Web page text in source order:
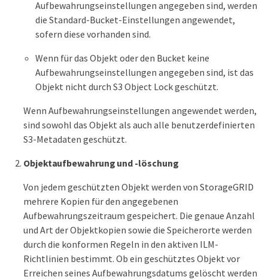
Aufbewahrungseinstellungen angegeben sind, werden
die Standard-Bucket-Einstellungen angewendet,
sofern diese vorhanden sind.
Wenn für das Objekt oder den Bucket keine
Aufbewahrungseinstellungen angegeben sind, ist das
Objekt nicht durch S3 Object Lock geschützt.
Wenn Aufbewahrungseinstellungen angewendet werden,
sind sowohl das Objekt als auch alle benutzerdefinierten
S3-Metadaten geschützt.
Objektaufbewahrung und -löschung
Von jedem geschützten Objekt werden von StorageGRID
mehrere Kopien für den angegebenen
Aufbewahrungszeitraum gespeichert. Die genaue Anzahl
und Art der Objektkopien sowie die Speicherorte werden
durch die konformen Regeln in den aktiven ILM-
Richtlinien bestimmt. Ob ein geschütztes Objekt vor
Erreichen seines Aufbewahrungsdatums gelöscht werden